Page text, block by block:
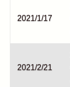
2021/1/17
2021/2/21